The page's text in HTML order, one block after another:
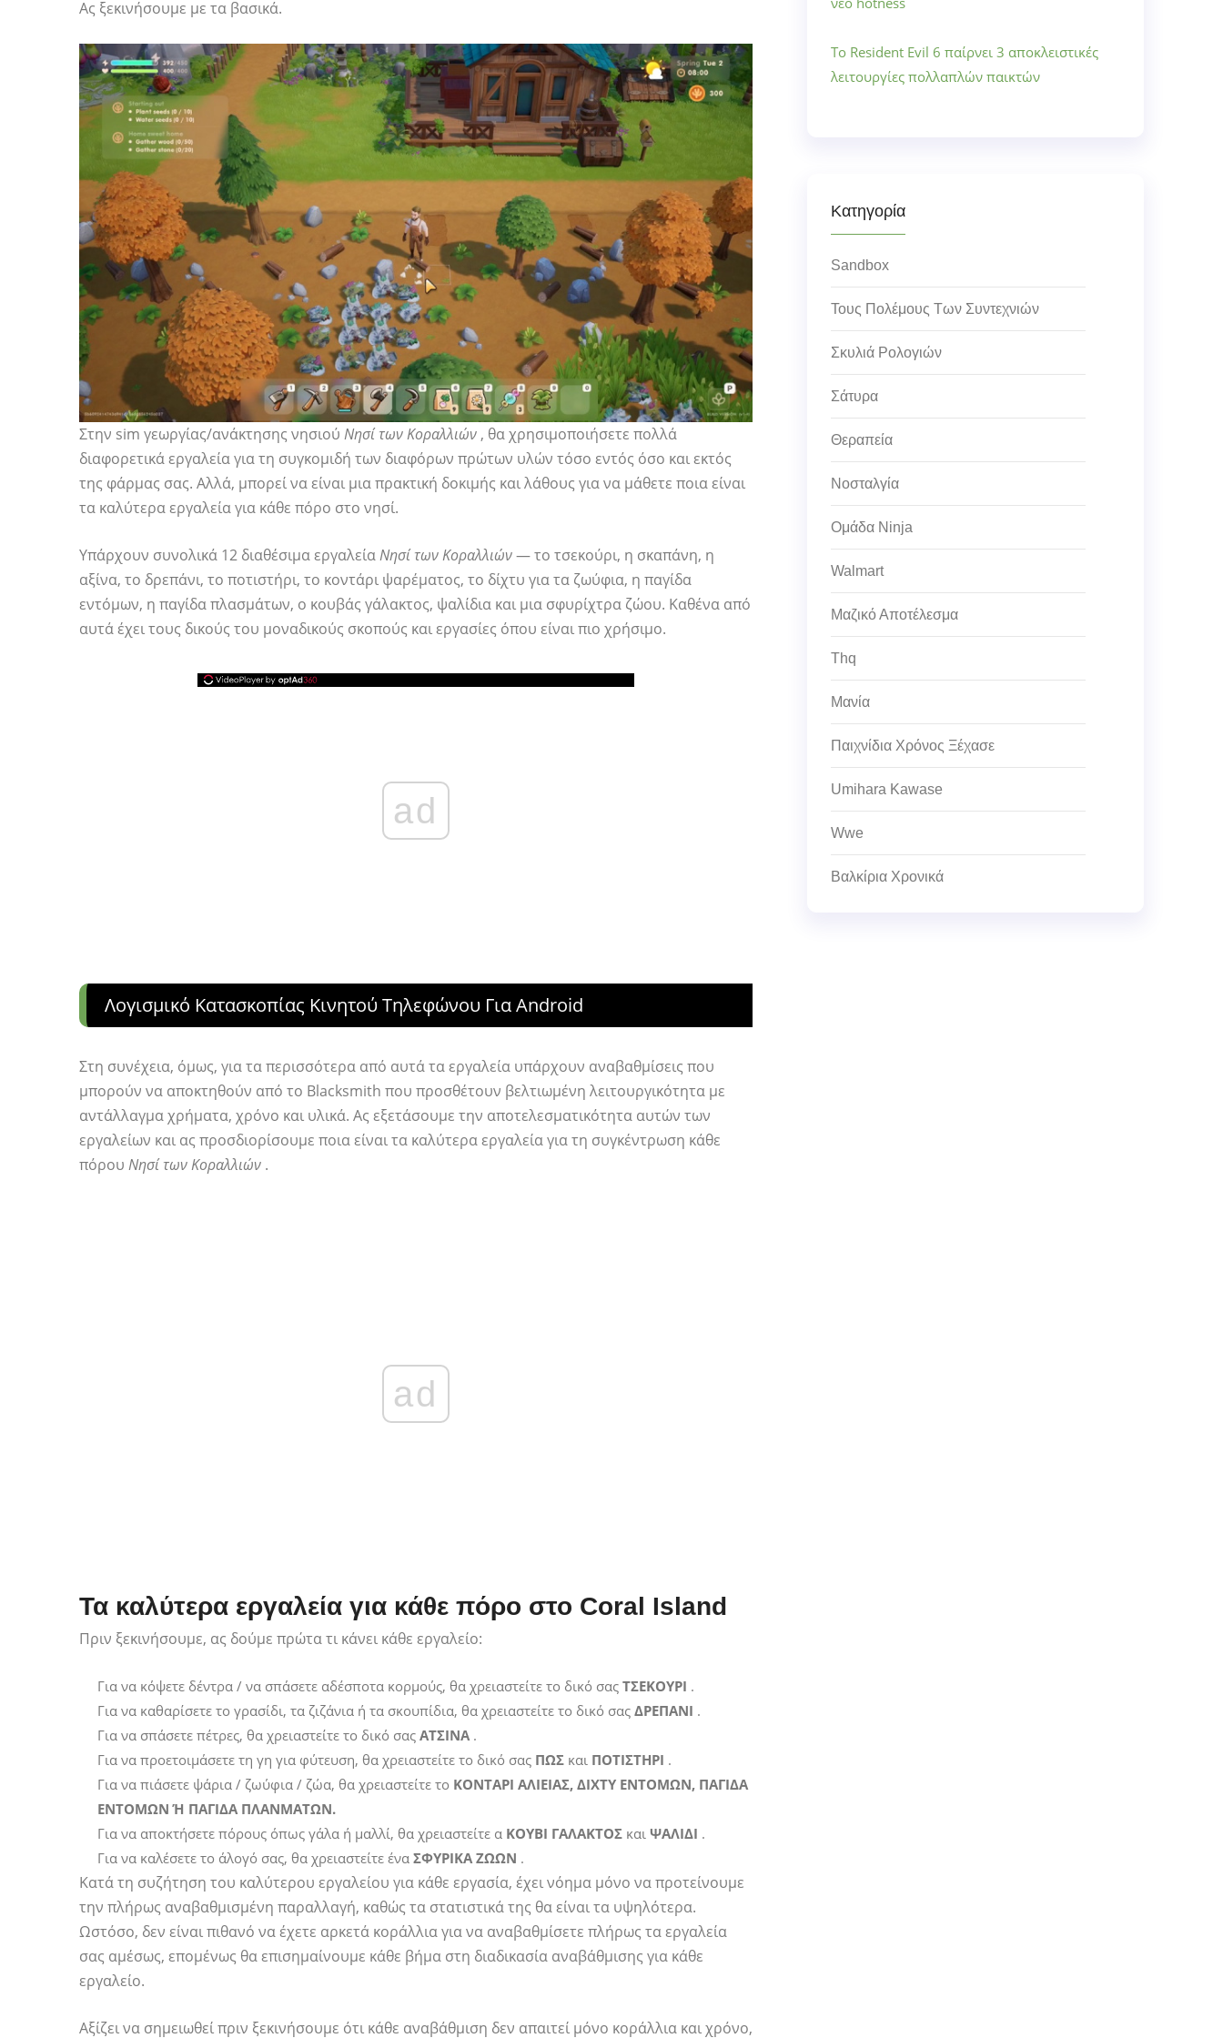
Ας ξεκινήσουμε με τα βασικά.
Στην sim γεωργίας/ανάκτησης νησιού Νησί των Κοραλλιών , θα χρησιμοποιήσετε πολλά
διαφορετικά εργαλεία για τη συγκομιδή των διαφόρων πρώτων υλών τόσο εντός όσο και εκτός
της φάρμας σας. Αλλά, μπορεί να είναι μια πρακτική δοκιμής και λάθους για να μάθετε ποια είναι
τα καλύτερα εργαλεία για κάθε πόρο στο νησί.
Υπάρχουν συνολικά 12 διαθέσιμα εργαλείαΝησί των Κοραλλιών— το τσεκούρι, η σκαπάνη, η
αξίνα, το δρεπάνι, το ποτιστήρι, το κοντάρι ψαρέματος, το δίχτυ για τα ζωύφια, η παγίδα
εντόμων, η παγίδα πλασμάτων, ο κουβάς γάλακτος, ψαλίδια και μια σφυρίχτρα ζώου. Καθένα από
αυτά έχει τους δικούς του μοναδικούς σκοπούς και εργασίες όπου είναι πιο χρήσιμο.
ad
Λογισμικό Κατασκοπίας Κινητού Τηλεφώνου Για Android
Στη συνέχεια, όμως, για τα περισσότερα από αυτά τα εργαλεία υπάρχουν αναβαθμίσεις που
μπορούν να αποκτηθούν από το Blacksmith που προσθέτουν βελτιωμένη λειτουργικότητα με
αντάλλαγμα χρήματα, χρόνο και υλικά. Ας εξετάσουμε την αποτελεσματικότητα αυτών των
εργαλείων και ας προσδιορίσουμε ποια είναι τα καλύτερα εργαλεία για τη συγκέντρωση κάθε
πόρου Νησί των Κοραλλιών .
ad
Τα καλύτερα εργαλεία για κάθε πόρο στο Coral Island
Πριν ξεκινήσουμε, ας δούμε πρώτα τι κάνει κάθε εργαλείο:
Για να κόψετε δέντρα / να σπάσετε αδέσποτα κορμούς, θα χρειαστείτε το δικό σας ΤΣΕΚΟΥΡΙ .
Για να καθαρίσετε το γρασίδι, τα ζιζάνια ή τα σκουπίδια, θα χρειαστείτε το δικό σας ΔΡΕΠΑΝΙ .
Για να σπάσετε πέτρες, θα χρειαστείτε το δικό σας ΑΤΣΙΝΑ.
Για να προετοιμάσετε τη γη για φύτευση, θα χρειαστείτε το δικό σας ΠΩΣ και ΠΟΤΙΣΤΗΡΙ .
Για να πιάσετε ψάρια / ζωύφια / ζώα, θα χρειαστείτε το ΚΟΝΤΑΡΙ ΑΛΙΕΙΑΣ, ΔΙΧΤΥ ΕΝΤΟΜΩΝ, ΠΑΓΙΔΑ
ΕΝΤΟΜΩΝ Ή ΠΑΓΙΔΑ ΠΛΑΝΜΑΤΩΝ.
Για να αποκτήσετε πόρους όπως γάλα ή μαλλί, θα χρειαστείτε α ΚΟΥΒΙ ΓΑΛΑΚΤΟΣ και ΨΑΛΙΔΙ .
Για να καλέσετε το άλογό σας, θα χρειαστείτε ένα ΣΦΥΡΙΚΑ ΖΩΩΝ .
Κατά τη συζήτηση του καλύτερου εργαλείου για κάθε εργασία, έχει νόημα μόνο να προτείνουμε
την πλήρως αναβαθμισμένη παραλλαγή, καθώς τα στατιστικά της θα είναι τα υψηλότερα.
Ωστόσο, δεν είναι πιθανό να έχετε αρκετά κοράλλια για να αναβαθμίσετε πλήρως τα εργαλεία
σας αμέσως, επομένως θα επισημαίνουμε κάθε βήμα στη διαδικασία αναβάθμισης για κάθε
εργαλείο.
Αξίζει να σημειωθεί πριν ξεκινήσουμε ότι κάθε αναβάθμιση δεν απαιτεί μόνο κοράλλια και χρόνο,
Το Resident Evil 6 παίρνει 3 αποκλειστικές
λειτουργίες πολλαπλών παικτών
Κατηγορία
Sandbox
Τους Πολέμους Των Συντεχνιών
Σκυλιά Ρολογιών
Σάτυρα
Θεραπεία
Νοσταλγία
Ομάδα Ninja
Walmart
Μαζικό Αποτέλεσμα
Thq
Μανία
Παιχνίδια Χρόνος Ξέχασε
Umihara Kawase
Wwe
Βαλκίρια Χρονικά